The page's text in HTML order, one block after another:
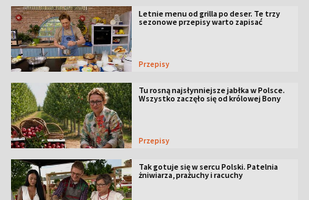
Letnie menu od grilla po deser. Te trzy
sezonowe przepisy warto zapisać
Przepisy
Tu rosną najsłynniejsze jabłka w Polsce.
Wszystko zaczęło się od królowej Bony
Przepisy
Tak gotuje się w sercu Polski. Patelnia
żniwiarza, prażuchy i racuchy